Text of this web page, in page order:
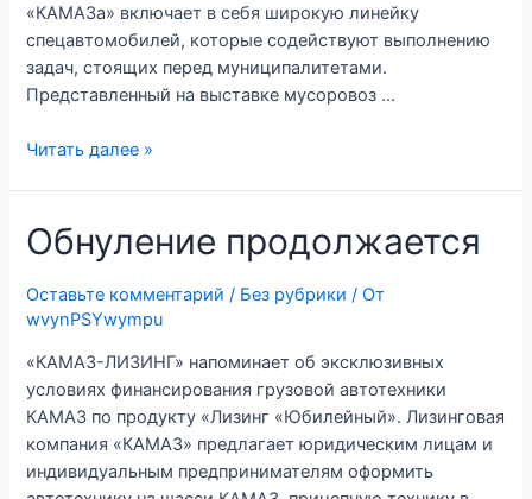
«КАМАЗа» включает в себя широкую линейку
спецавтомобилей, которые содействуют выполнению
задач, стоящих перед муниципалитетами.
Представленный на выставке мусоровоз …
«КАМАЗ»
в
выставке
«WASMA-
2023»
Читать далее »
Обнуление продолжается
Оставьте комментарий / Без рубрики / От
wvynPSYwympu
«КАМАЗ-ЛИЗИНГ» напоминает об эксклюзивных
условиях финансирования грузовой автотехники
КАМАЗ по продукту «Лизинг «Юбилейный». Лизинговая
компания «КАМАЗ» предлагает юридическим лицам и
индивидуальным предпринимателям оформить